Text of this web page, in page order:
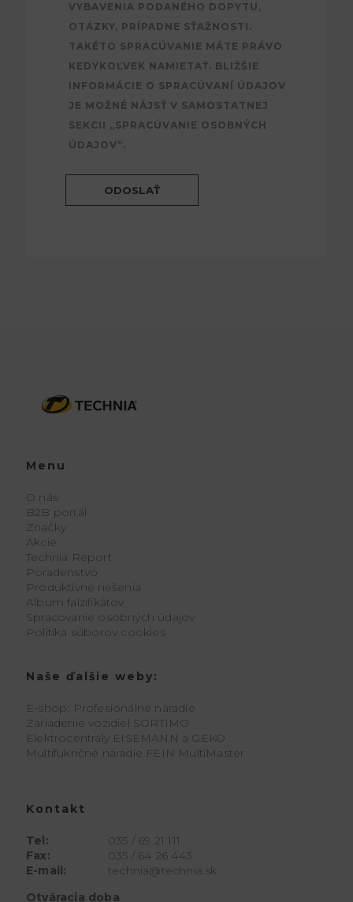
VYBAVENIA PODANÉHO DOPYTU,
OTÁZKY, PRÍPADNE SŤAŽNOSTI.
TAKÉTO SPRACÚVANIE MÁTE PRÁVO
KEDYKOĽVEK NAMIETAŤ. BLIŽŠIE
INFORMÁCIE O SPRACÚVANÍ ÚDAJOV
JE MOŽNÉ NÁJSŤ V SAMOSTATNEJ
SEKCII „SPRACÚVANIE OSOBNÝCH
ÚDAJOV“.
Menu
O nás
B2B portál
Značky
Akcie
Technia Report
Poradenstvo
Produktívne riešenia
Album falzifikátov
Spracovanie osobných údajov
Politika súborov cookies
Naše ďalšie weby:
E-shop: Profesionálne náradie
Zariadenie vozidiel SORTIMO
Elektrocentrály EISEMANN a GEKO
Multifuknčné náradie FEIN MultiMaster
Kontakt
Tel:
035 / 69 21 111
Fax:
035 / 64 26 443
E-mail:
technia@technia.sk
Otváracia doba